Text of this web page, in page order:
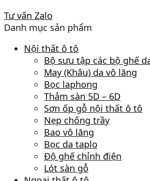
Tư vấn Zalo
Danh mục sản phẩm
Nội thất ô tô
Bộ sưu tập các bộ ghế
May (Khâu) da vô lăng
Bọc laphong
Thảm sàn 5D – 6D
Sơn ốp gỗ nội thất ô tô
Nẹp chống trầy
Bao vô lăng
Bọc da taplo
Độ ghế chỉnh điện
Lót sàn gỗ